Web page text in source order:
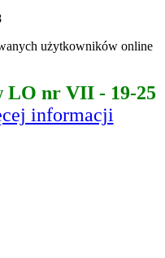
użytkowników online
LO nr VII - 19-25
informacji